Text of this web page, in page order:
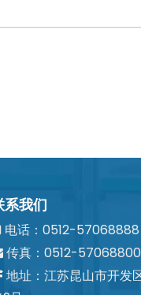
系我们
电话：0512-57068888
传真：0512-57068800
地址：江苏昆山市开发